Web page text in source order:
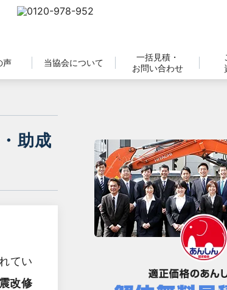
声 当協会について
一括見積・
お問い合わせ
助成
てい
改修